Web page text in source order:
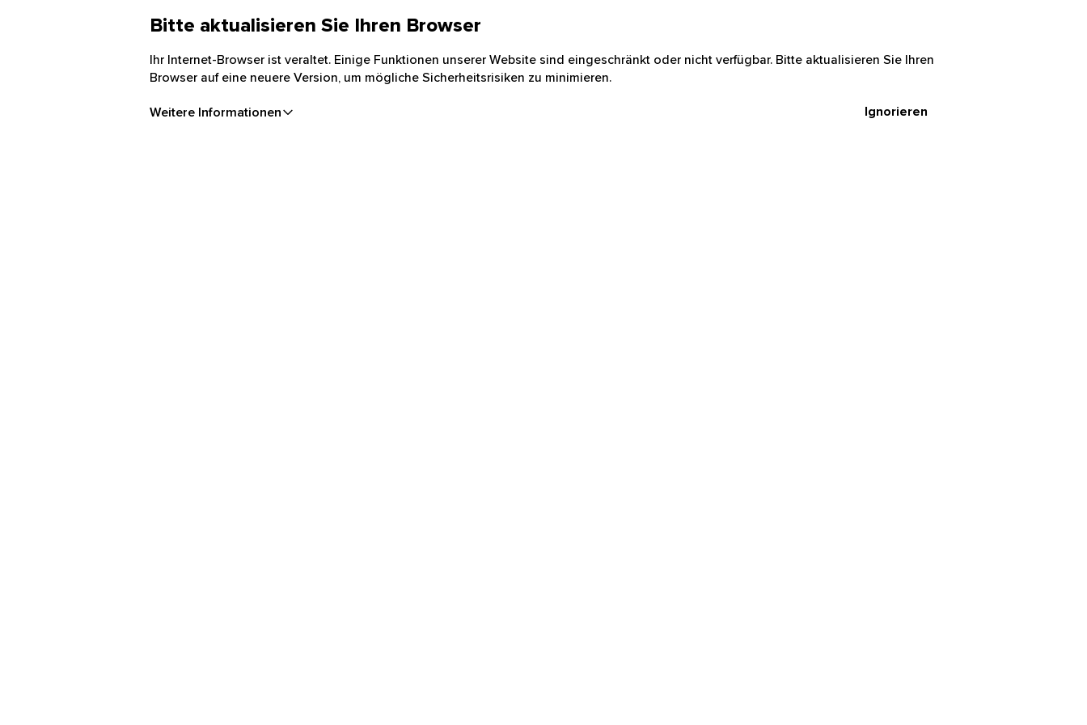
Bitte aktualisieren Sie Ihren Browser
Ihr Internet-Browser ist veraltet. Einige Funktionen unserer Website sind eingeschränkt oder nicht verfügbar. Bitte aktualisieren Sie Ihren
Browser auf eine neuere Version, um mögliche Sicherheitsrisiken zu minimieren.
Weitere Informationen Ignorieren